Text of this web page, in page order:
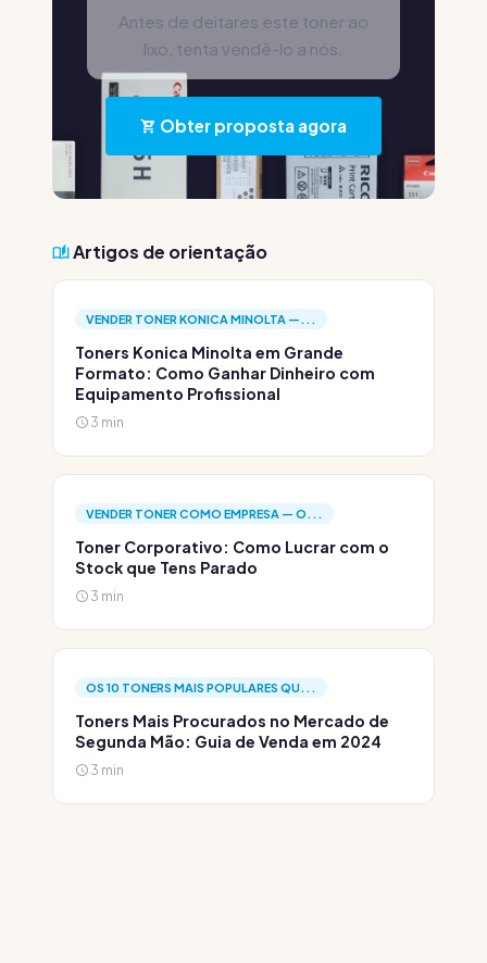
Antes de deitares este toner ao
lixo, tenta vendê-lo a nós.
Obter proposta agora
Artigos de orientação
VENDER TONER KONICA MINOLTA —...
Toners Konica Minolta em Grande
Formato: Como Ganhar Dinheiro com
Equipamento Profissional
3 min
VENDER TONER COMO EMPRESA — O...
Toner Corporativo: Como Lucrar com o
Stock que Tens Parado
3 min
OS 10 TONERS MAIS POPULARES QU...
Toners Mais Procurados no Mercado de
Segunda Mão: Guia de Venda em 2024
3 min